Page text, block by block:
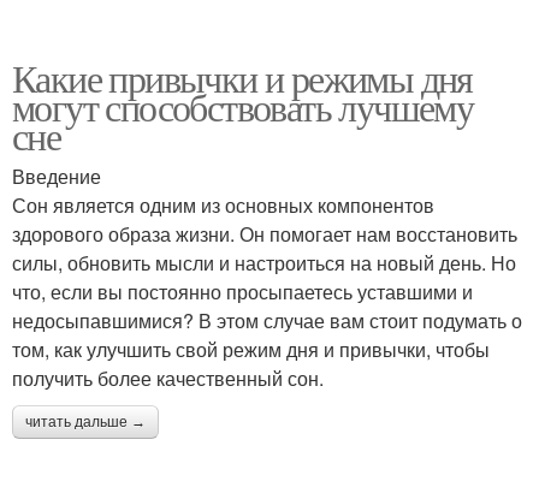
Какие привычки и режимы дня
могут способствовать лучшему
сне
Введение
Сон является одним из основных компонентов
здорового образа жизни. Он помогает нам восстановить
силы, обновить мысли и настроиться на новый день. Но
что, если вы постоянно просыпаетесь уставшими и
недосыпавшимися? В этом случае вам стоит подумать о
том, как улучшить свой режим дня и привычки, чтобы
получить более качественный сон.
читать дальше →